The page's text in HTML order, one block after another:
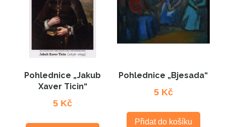
Pohlednice „Jakub
Xaver Ticin“
5 Kč
Pohlednice „Bjesada“
5 Kč
Přidat do košíku